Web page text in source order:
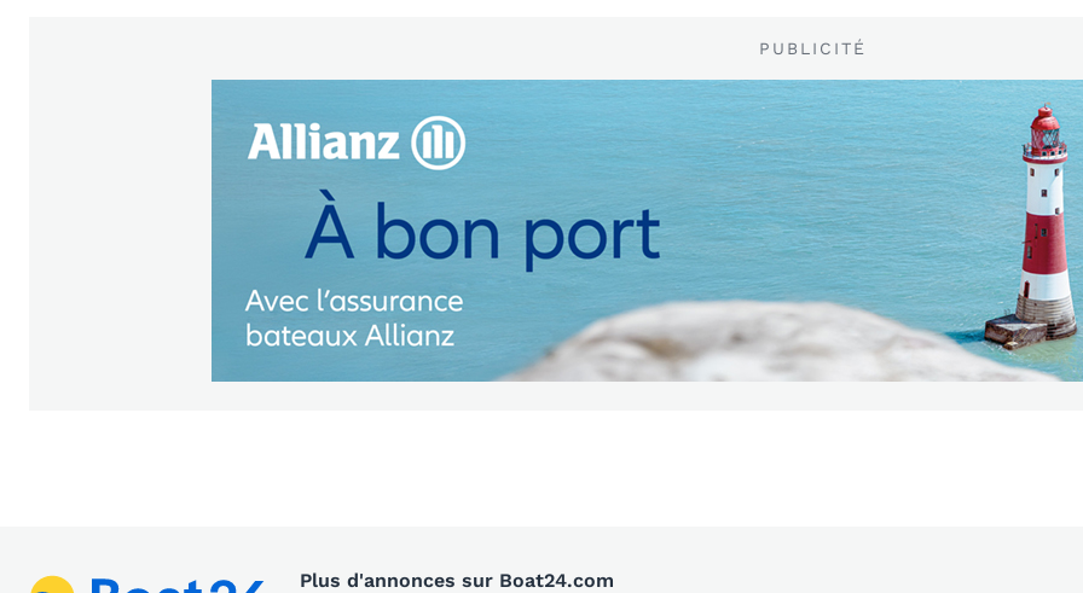
PUBLICITÉ
Plus d'annonces sur Boat24.com